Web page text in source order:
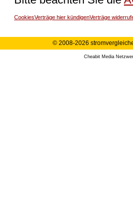
CookiesVerträge hier kündigenVerträge
© 2008-2026
Cheabit Media